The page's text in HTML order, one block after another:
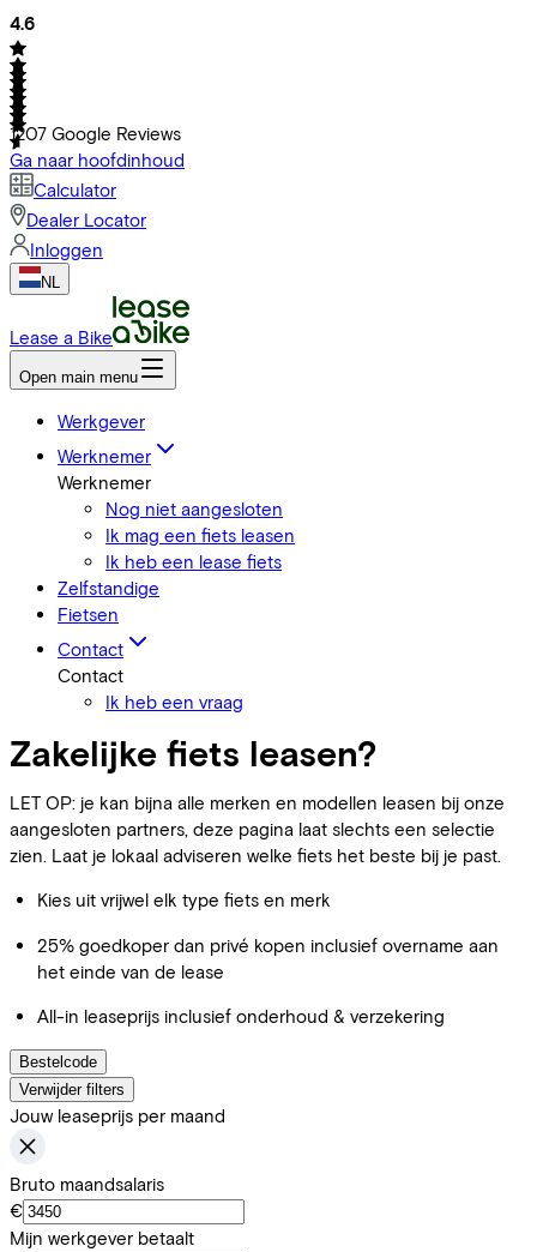
4.6
1207 Google Reviews
Ga naar hoofdinhoud
Calculator
Dealer Locator
Inloggen
NL
Lease a Bike
Open main menu
Werkgever
Werknemer
Werknemer
Nog niet aangesloten
Ik mag een fiets leasen
Ik heb een lease fiets
Zelfstandige
Fietsen
Contact
Contact
Ik heb een vraag
Zakelijke fiets leasen?
LET OP: je kan bijna alle merken en modellen leasen bij onze
aangesloten partners, deze pagina laat slechts een selectie
zien. Laat je lokaal adviseren welke fiets het beste bij je past.
Kies uit vrijwel elk type fiets en merk
25% goedkoper dan privé kopen inclusief overname aan
het einde van de lease
All-in leaseprijs inclusief onderhoud & verzekering
Bestelcode
Verwijder filters
Jouw leaseprijs per maand
Bruto maandsalaris
€
Mijn werkgever betaalt